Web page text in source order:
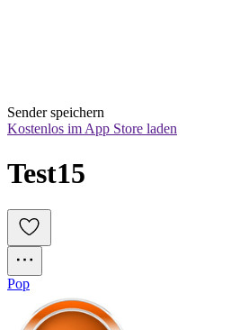
Sender speichern
Kostenlos im App Store laden
Test15
Pop